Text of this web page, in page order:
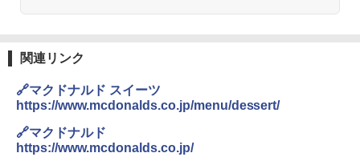
関連リンク
🔗マクドナルド スイーツ
https://www.mcdonalds.co.jp/menu/dessert/
🔗マクドナルド
https://www.mcdonalds.co.jp/